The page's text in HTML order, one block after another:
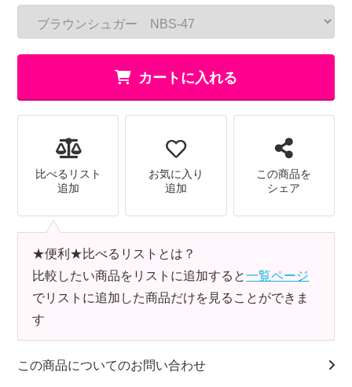
カートに入れる
比べるリスト
追加
お気に入り
追加
この商品を
シェア
★便利★比べるリストとは？
比較したい商品をリストに追加すると一覧ページ
でリストに追加した商品だけを見ることができま
す
この商品についてのお問い合わせ